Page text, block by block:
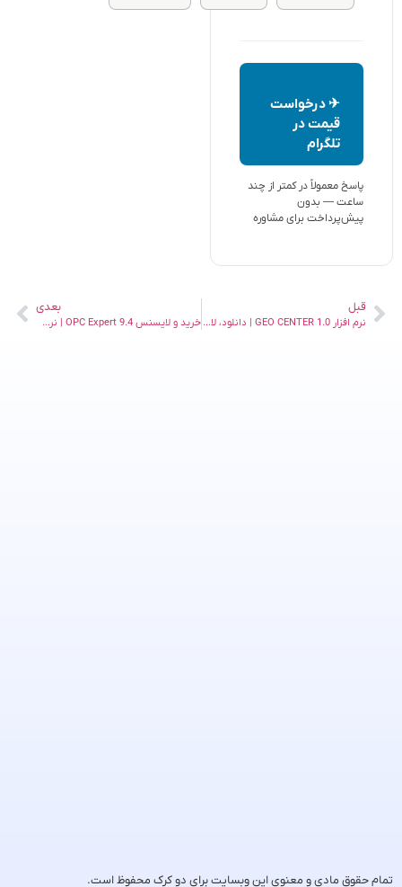
✈ درخواست
قیمت در
تلگرام
پاسخ معمولاً در کمتر از چند
ساعت — بدون
پیش‌پرداخت برای مشاوره
قبل
نرم افزار GEO CENTER 1.0 | دانلود، لایسنس و امکانات کامل
بعدی
خرید و لایسنس OPC Expert 9.4 | نرم افزار حرفه‌ای مانیتورینگ و عیب‌یابی OPC
تمام حقوق مادی و معنوی این وبسایت برای دو کرک محفوظ است.